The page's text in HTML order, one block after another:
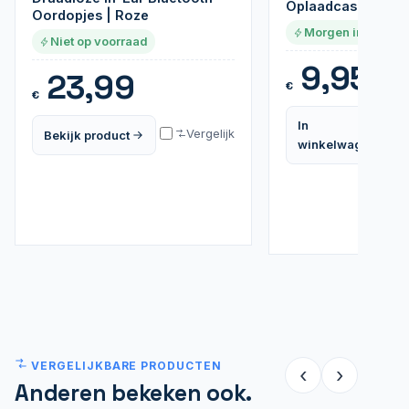
Oordopjes | Roze
Niet op voorraad
€23,99
Bekijk product Vergelijk
Oplaadcase | Wit
Morgen in huis
€9,95
In
winkelwagen
VERGELIJKBARE PRODUCTEN
Anderen bekeken ook.
‹ ›